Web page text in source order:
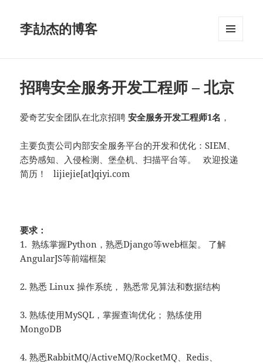
李劼杰的博客
招聘安全服务开发工程师 – 北京
爱奇艺安全团队在北京招聘安全服务开发工程师1名 ，
主要负责公司内部安全服务平台的开发和优化：SIEM、
态势感知、入侵检测、堡垒机、扫描平台等。 欢迎投递
简历！ lijiejie[at]qiyi.com
要求：
1. 熟练掌握Python，熟悉Django等web框架。 了解
AngularJS等前端框架
2. 熟悉 Linux 操作系统， 熟悉常见算法和数据结构
3. 熟练使用MySQL，掌握查询优化； 熟练使用
MongoDB
4. 熟悉RabbitMQ/ActiveMQ/RocketMQ、Redis、